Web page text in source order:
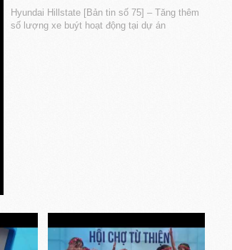
Hyundai Hillstate [Bản tin số 75] – Tăng thêm
số lượng xe buýt hoạt động tại dự án